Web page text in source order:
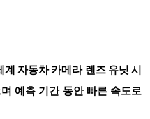
계 자동차 카메라 렌즈 유닛 시
예측 기간 동안 빠른 속도로